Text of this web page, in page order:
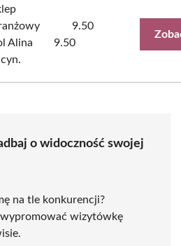
Alina
9.50
9.50
o widoczność swojej
na tle konkurencji?
wypromować wizytówkę